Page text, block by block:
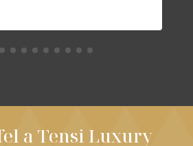
a Tensi Luxury